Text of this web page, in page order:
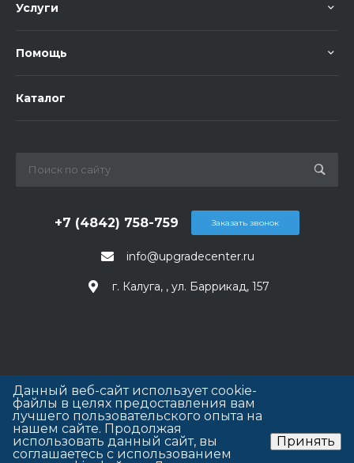
Услуги
Помощь
Каталог
info@upgradecenter.ru
+7 (4842) 758-759
г. Калуга, , ул. Баррикад, 157
Заказать звонок
Данный веб-сайт использует cookie-
файлы в целях предоставления вам
лучшего пользовательского опыта на
нашем сайте. Продолжая
использовать данный сайт, вы
соглашаетесь с использованием
Принять